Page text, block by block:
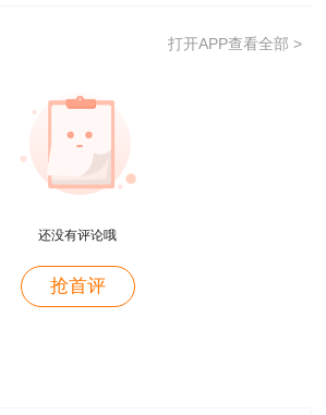
证书将于网上成功申请邮寄后五
政速递公司定价为准。。
请系统操作指南.pdf）
间：2024年2月19日——2024年2
11:30、下午2:00-5:00（法定
取证书时请携带本人有效身份证
提供代办人和考生本人双方有效
打开APP查看全部 >
还没有评论哦
抢首评
了